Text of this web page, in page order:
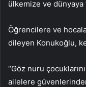
ülkemize ve dünyaya
Öğrencilere ve
dileyen Konukoğlu,
“Göz nuru
ailelere